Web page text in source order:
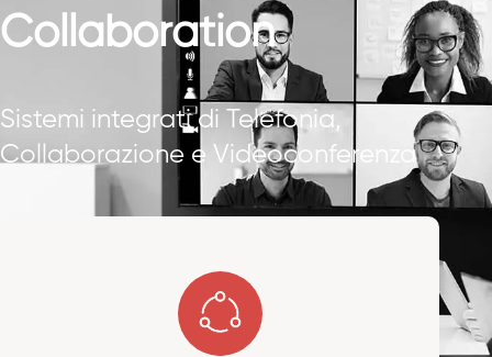
Collaboration
Sistemi integrati di Telefonia,
Collaborazione e Videoconferenza